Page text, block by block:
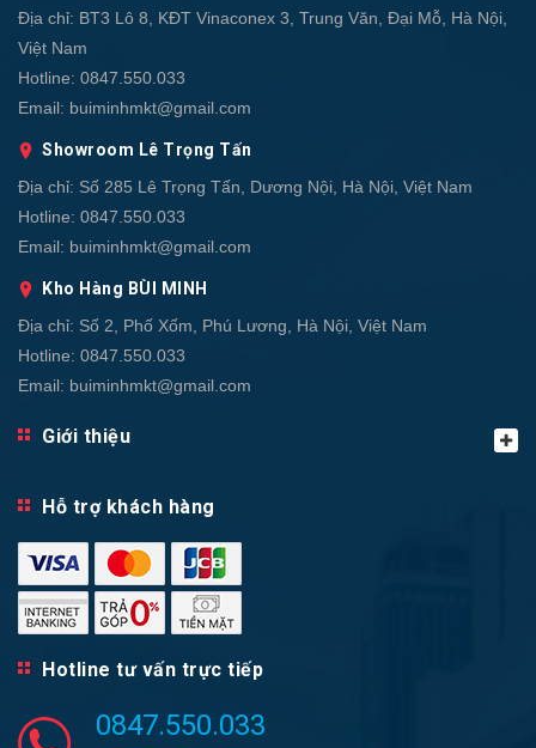
Địa chỉ: BT3 Lô 8, KĐT Vinaconex 3, Trung Văn, Đại Mỗ, Hà Nội,
Việt Nam
Hotline: 0847.550.033
Email: buiminhmkt@gmail.com
Showroom Lê Trọng Tấn
Địa chỉ: Số 285 Lê Trọng Tấn, Dương Nội, Hà Nội, Việt Nam
Hotline: 0847.550.033
Email: buiminhmkt@gmail.com
Kho Hàng BÙI MINH
Địa chỉ: Số 2, Phố Xốm, Phú Lương, Hà Nội, Việt Nam
Hotline: 0847.550.033
Email: buiminhmkt@gmail.com
Giới thiệu
Hỗ trợ khách hàng
Hotline tư vấn trực tiếp
0847.550.033